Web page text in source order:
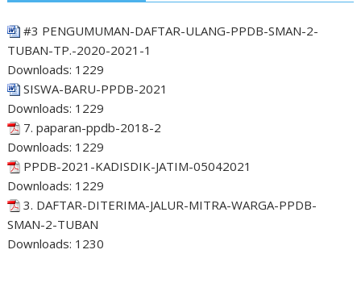
#3 PENGUMUMAN-DAFTAR-ULANG-PPDB-SMAN-2-
TUBAN-TP.-2020-2021-1
Downloads: 1229
SISWA-BARU-PPDB-2021
Downloads: 1229
7. paparan-ppdb-2018-2
Downloads: 1229
PPDB-2021-KADISDIK-JATIM-05042021
Downloads: 1229
3. DAFTAR-DITERIMA-JALUR-MITRA-WARGA-PPDB-
SMAN-2-TUBAN
Downloads: 1230